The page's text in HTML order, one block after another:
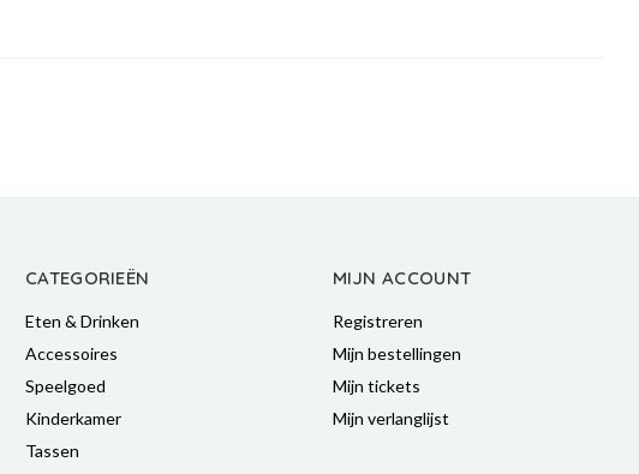
CATEGORIEËN
Eten & Drinken
Accessoires
Speelgoed
Kinderkamer
Tassen
MIJN ACCOUNT
Registreren
Mijn bestellingen
Mijn tickets
Mijn verlanglijst